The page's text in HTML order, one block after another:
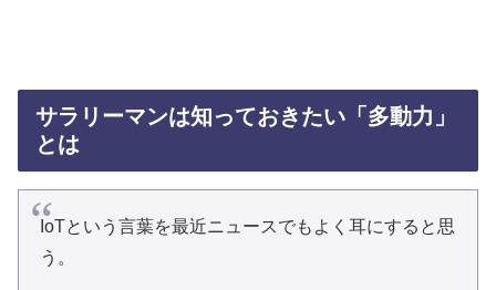
サラリーマンは知っておきたい「多動力」
とは
IoTという言葉を最近ニュースでもよく耳にすると思
う。